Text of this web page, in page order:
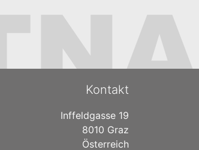
Kontakt
Inffeldgasse 19
8010 Graz
Österreich